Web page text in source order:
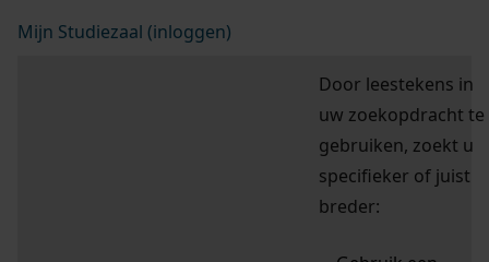
Mijn Studiezaal (inloggen)
Door leestekens in
uw zoekopdracht te
gebruiken, zoekt u
specifieker of juist
breder: